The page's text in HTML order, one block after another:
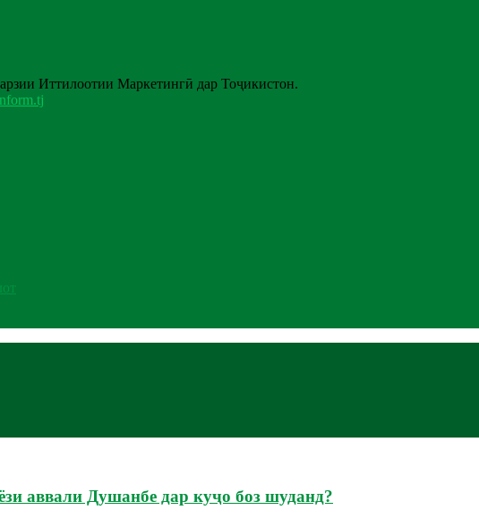
Иттилоотии Маркетингӣ дар Тоҷикистон.
аввали Душанбе дар куҷо боз шуданд?